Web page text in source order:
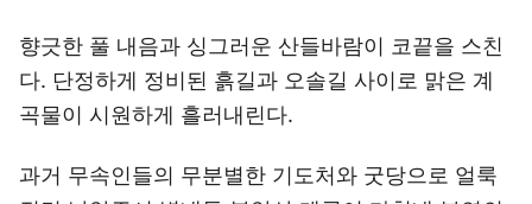
향긋한 풀 내음과 싱그러운 산들바람이 코끝을 스친
다. 단정하게 정비된 흙길과 오솔길 사이로 맑은 계
곡물이 시원하게 흘러내린다.
과거 무속인들의 무분별한 기도처와 굿당으로 얼룩